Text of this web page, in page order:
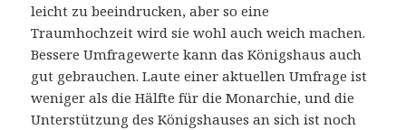
leicht zu beeindrucken, aber so eine
Traumhochzeit wird sie wohl auch weich machen.
Bessere Umfragewerte kann das Königshaus auch
gut gebrauchen. Laute einer aktuellen Umfrage ist
weniger als die Hälfte für die Monarchie, und die
Unterstützung des Königshauses an sich ist noch